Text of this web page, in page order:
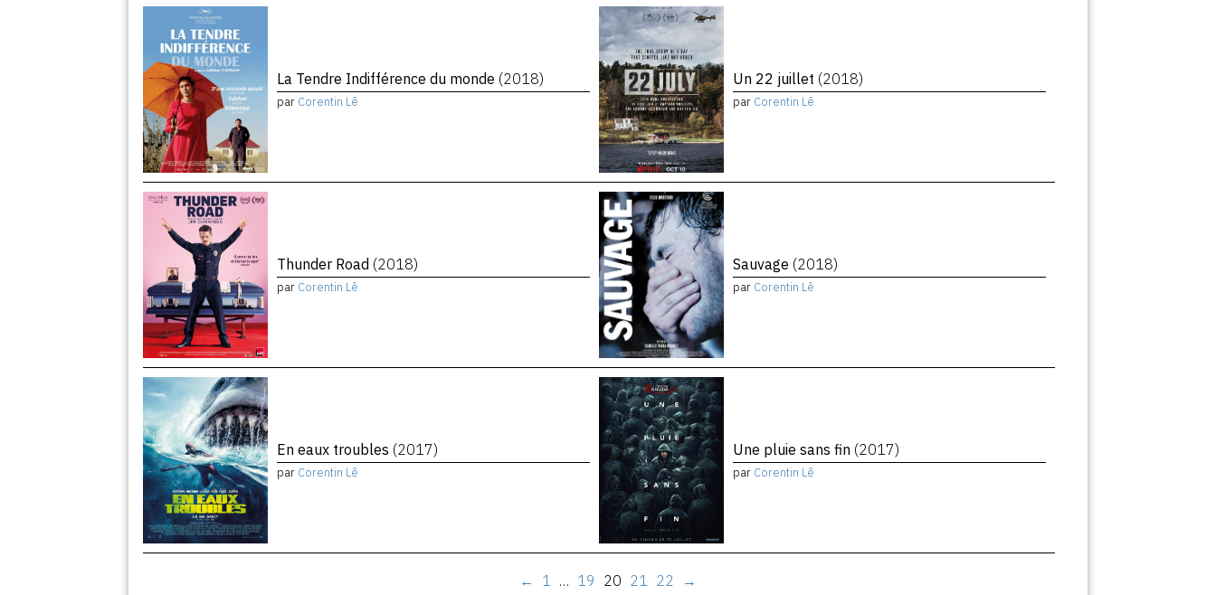
La Tendre Indifférence du monde (2018)
par Corentin Lê
Un 22 juillet (2018)
par Corentin Lê
Thunder Road (2018)
par Corentin Lê
Sauvage (2018)
par Corentin Lê
En eaux troubles (2017)
par Corentin Lê
Une pluie sans fin (2017)
par Corentin Lê
← 1 … 19 20 21 22 →